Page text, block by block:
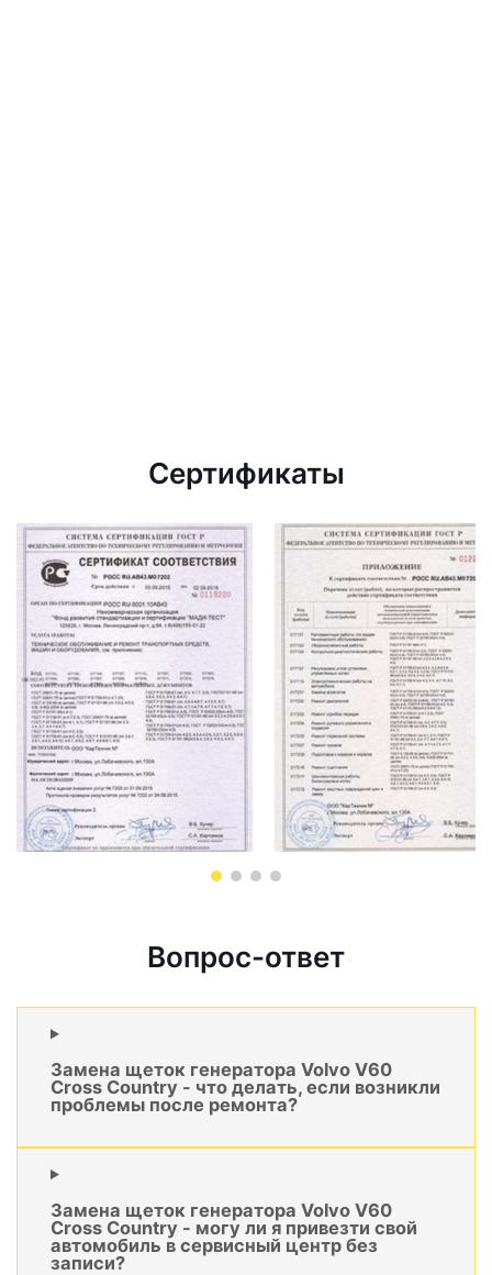
Сертификаты
Вопрос-ответ
Замена щеток генератора Volvo V60
Cross Country - что делать, если возникли
проблемы после ремонта?
Замена щеток генератора Volvo V60
Cross Country - могу ли я привезти свой
автомобиль в сервисный центр без
записи?